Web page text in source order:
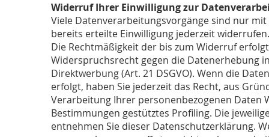
Widerruf Ihrer Einwilligung zur
Viele Datenverarbeitungsvorgänge sind nur
bereits erteilte Einwilligung jederzeit
Die Rechtmäßigkeit der bis zum Widerruf
Widerspruchsrecht gegen die Datenerhebung
Direktwerbung (Art. 21 DSGVO). Wenn die
erfolgt, haben Sie jederzeit das Recht, aus
Verarbeitung Ihrer personenbezogenen Daten
Bestimmungen gestütztes Profiling. Die
entnehmen Sie dieser Datenschutzerklärung.